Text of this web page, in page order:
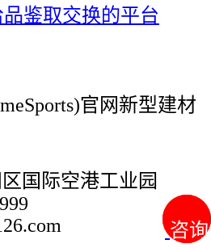
咨询
咨询
鉴取交换的平台
官网新型建材
国际空港工业园